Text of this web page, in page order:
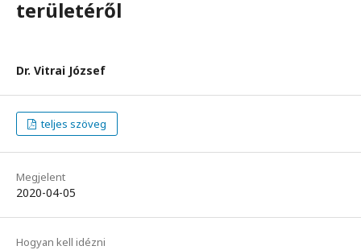
területéről
Dr. Vitrai József
teljes szöveg
Megjelent
2020-04-05
Hogyan kell idézni